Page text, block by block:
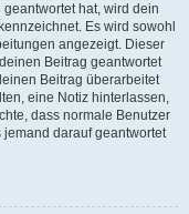
hat, wird dein
Es wird sowohl
angezeigt. Dieser
Beitrag geantwortet
Beitrag überarbeitet
eine Notiz hinterlassen,
dass normale Benutzer
darauf geantwortet